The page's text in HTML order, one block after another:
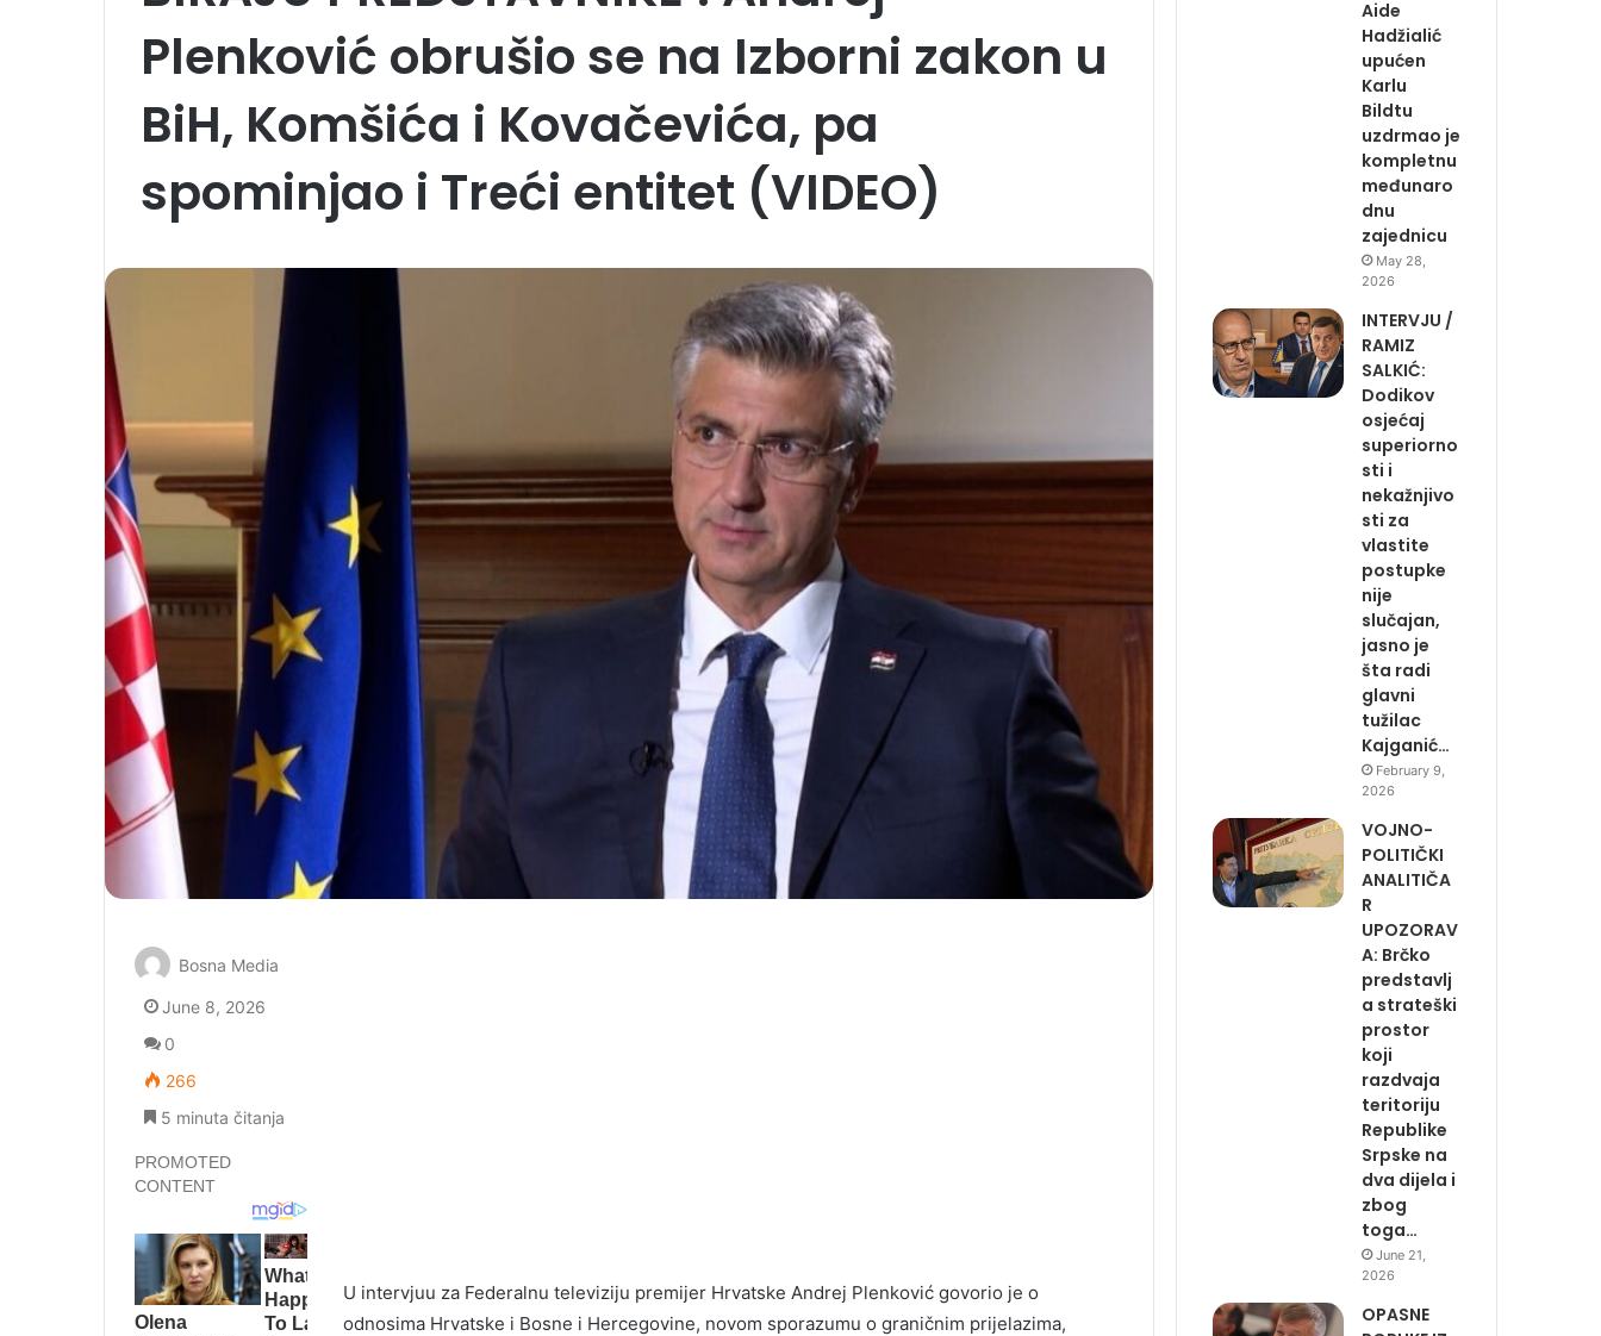
Plenković obrušio se na Izborni zakon u
BiH, Komšića i Kovačevića, pa
spominjao i Treći entitet (VIDEO)
U intervjuu za Federalnu televiziju premijer Hrvatske Andrej Plenković govorio je o
odnosima Hrvatske i Bosne i Hercegovine, novom sporazumu o graničnim prijelazima,
Bosna Media
June 8, 2026
0
266
5 minuta čitanja
Aide
Hadžialić
upućen
Karlu
Bildtu
uzdrmao je
kompletnu
međunaro
dnu
zajednicu
May 28,
2026
INTERVJU /
RAMIZ
SALKIĆ:
Dodikov
osjećaj
superiorno
sti i
nekažnjivo
sti za
vlastite
postupke
nije
slučajan,
jasno je
šta radi
glavni
tužilac
Kajganić…
February 9,
2026
VOJNO-
POLITIČKI
ANALITIČA
R
UPOZORAV
A: Brčko
predstavlj
a strateški
prostor
koji
razdvaja
teritoriju
Republike
Srpske na
dva dijela i
zbog
toga…
June 21,
2026
OPASNE